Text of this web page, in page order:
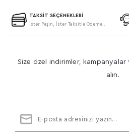
TAKSİT SEÇENEKLERİ
İster Peşin, İster Taksitle Ödeme..
Size özel indirimler,
alın.